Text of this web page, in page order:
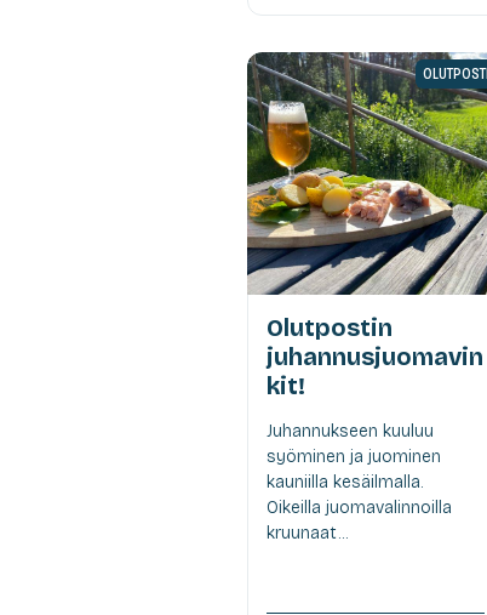
OLUTPOSTI
Olutpostin
juhannusjuomavin
kit!
Juhannukseen kuuluu
syöminen ja juominen
kauniilla kesäilmalla.
Oikeilla juomavalinnoilla
kruunaat...